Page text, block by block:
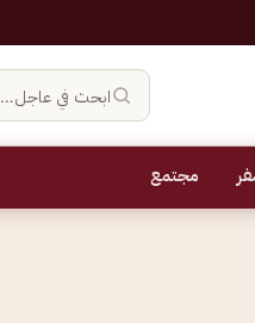
ابحث في عاجل…
مجتمع